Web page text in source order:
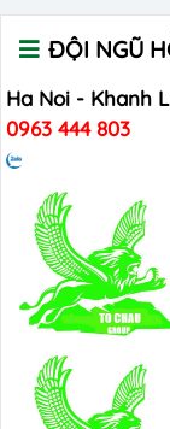
ĐỘI NGŨ
Ha Noi - Khanh
0963 444 803